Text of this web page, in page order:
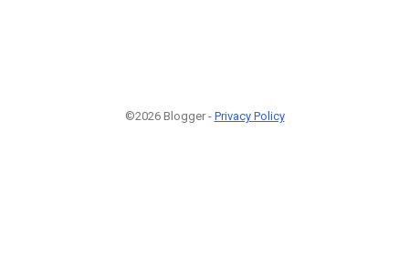
©2026 Blogger - Privacy Policy